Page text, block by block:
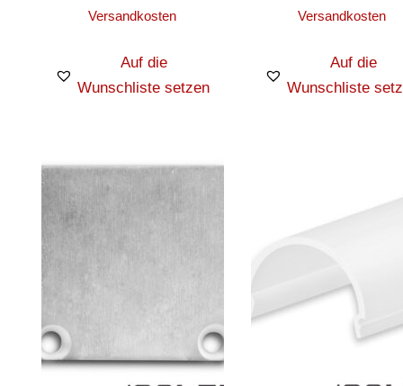
Versandkosten
Auf die
Wunschliste setzen
Versandkosten
Auf die
Wunschliste